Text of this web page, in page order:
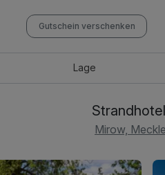
Gutschein verschenken
Lage
Mirow,